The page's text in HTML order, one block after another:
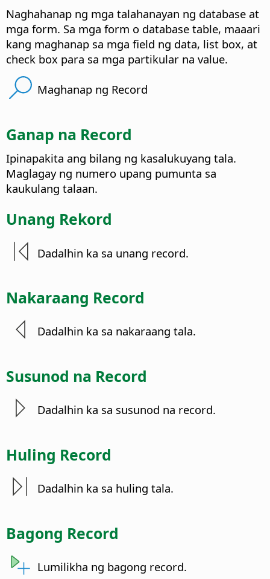
Naghahanap ng mga talahanayan ng database at
mga form. Sa mga form o database table, maaari
kang maghanap sa mga field ng data, list box, at
check box para sa mga partikular na value.
Maghanap ng Record
Ganap na Record
Ipinapakita ang bilang ng kasalukuyang tala.
Maglagay ng numero upang pumunta sa
kaukulang talaan.
Unang Rekord
Dadalhin ka sa unang record.
Nakaraang Record
Dadalhin ka sa nakaraang tala.
Susunod na Record
Dadalhin ka sa susunod na record.
Huling Record
Dadalhin ka sa huling tala.
Bagong Record
Lumilikha ng bagong record.